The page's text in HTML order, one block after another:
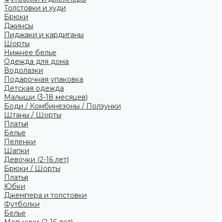
Толстовки и худи
Брюки
Джинсы
Пиджаки и кардиганы
Шорты
Нижнее белье
Одежда для дома
Водолазки
Подарочная упаковка
Детская одежда
Малыши (3-18 месяцев)
Боди / Комбинезоны / Ползунки
Штаны / Шорты
Платья
Белье
Пеленки
Шапки
Девочки (2-16 лет)
Брюки / Шорты
Платья
Юбки
Джемпера и толстовки
Футболки
Белье